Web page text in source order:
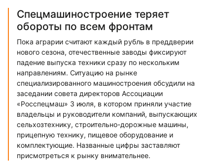
Спецмашиностроение теряет
обороты по всем фронтам
Пока аграрии считают каждый рубль в преддверии
нового сезона, отечественные заводы фиксируют
падение выпуска техники сразу по нескольким
направлениям. Ситуацию на рынке
специализированного машиностроения обсудили на
заседании совета директоров Ассоциации
«Росспецмаш» 3 июля, в котором приняли участие
владельцы и руководители компаний, выпускающих
сельхозтехнику, строительно-дорожные машины,
прицепную технику, пищевое оборудование и
комплектующие. Названные цифры заставляют
присмотреться к рынку внимательнее.